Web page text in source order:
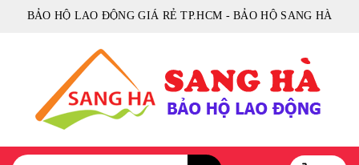
BẢO HỘ LAO ĐỘNG GIÁ RẺ TP.HCM - BẢO HỘ SANG HÀ